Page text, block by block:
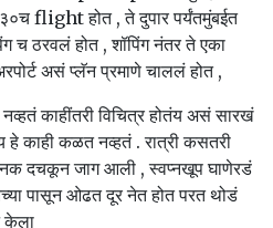
flight होत , ते दुपार पर्यंतमुंबईत
च ठरवलं होत , शॉपिंग नंतर ते एका
असं प्लॅन प्रमाणे चाललं होत ,
काहींतरी विचित्र होतंय असं सारखं
काही कळत नव्हतं . रात्री कसतरी
दचकून जाग आली , स्वप्नखूप घाणेरडं
पासून ओढत दूर नेत होत परत थोडं
केला